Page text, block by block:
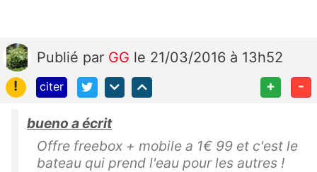
Publié par GG le 21/03/2016 à 13h52
!
citer + -
bueno a écrit
Offre freebox + mobile a 1€ 99 et c'est le
bateau qui prend l'eau pour les autres !